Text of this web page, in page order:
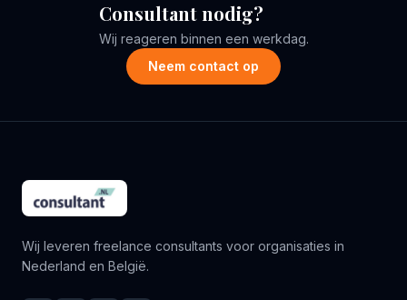
Consultant nodig?
Wij reageren binnen een werkdag.
Neem contact op
Wij leveren freelance consultants voor organisaties in
Nederland en België.